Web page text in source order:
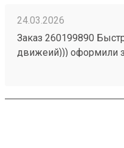
24.03.2026
Заказ 260199890
движеий))) оформили